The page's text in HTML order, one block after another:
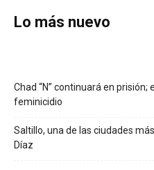
Lo más nuevo
Chad “N” continuará en
feminicidio
Saltillo, una de las ciudades
Díaz